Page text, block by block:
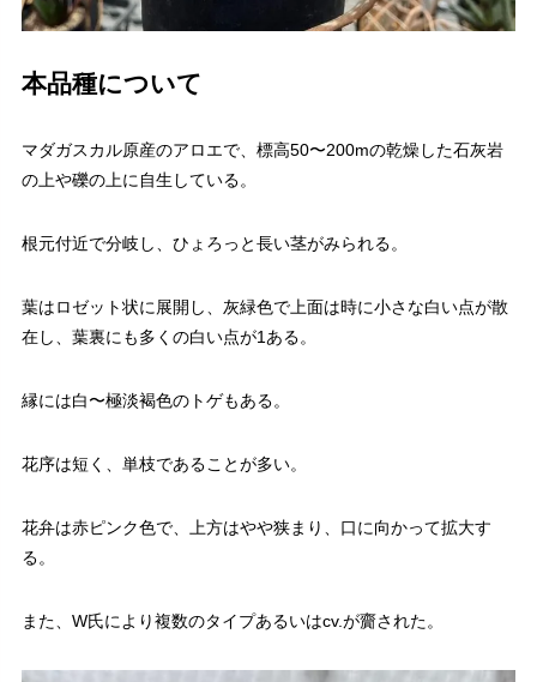
本品種について
マダガスカル原産のアロエで、標高50〜200mの乾燥した石灰岩
の上や礫の上に自生している。
根元付近で分岐し、ひょろっと長い茎がみられる。
葉はロゼット状に展開し、灰緑色で上面は時に小さな白い点が散
在し、葉裏にも多くの白い点が1ある。
縁には白〜極淡褐色のトゲもある。
花序は短く、単枝であることが多い。
花弁は赤ピンク色で、上方はやや狭まり、口に向かって拡大す
る。
また、W氏により複数のタイプあるいはcv.が齎された。